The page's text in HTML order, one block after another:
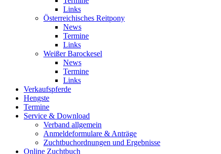
Links
Österreichisches Reitpony
News
Termine
Links
Weißer Barockesel
News
Termine
Links
Verkaufspferde
Hengste
Termine
Service & Download
Verband allgemein
Anmeldeformulare & Anträge
Zuchtbuchordnungen und Ergebnisse
Online Zuchtbuch